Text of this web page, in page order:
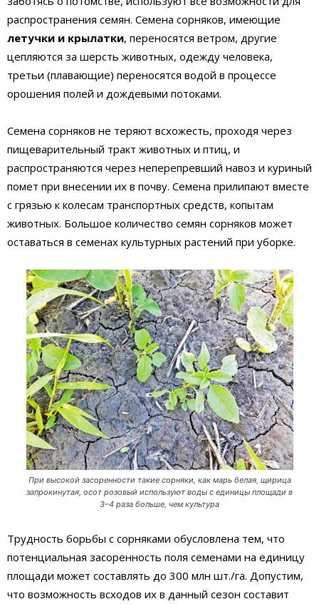
распространения семян. Семена сорняков, имеющие
летучки и крылатки, переносятся ветром, другие
цепляются за шерсть животных, одежду человека,
третьи (плавающие) переносятся водой в процессе
орошения полей и дождевыми потоками.
Семена сорняков не теряют всхожесть, проходя через
пищеварительный тракт животных и птиц, и
распространяются через неперепревший навоз и куриный
помет при внесении их в почву. Семена прилипают вместе
с грязью к колесам транспортных средств, копытам
животных. Большое количество семян сорняков может
оставаться в семенах культурных растений при уборке.
При высокой засоренности такие сорняки, как марь белая, щирица
запрокинутая, осот розовый используют воды с единицы площади в
3–4 раза больше, чем культура
Трудность борьбы с сорняками обусловлена тем, что
потенциальная засоренность поля семенами на единицу
площади может составлять до 300 млн шт./га. Допустим,
что возможность всходов их в данный сезон составит